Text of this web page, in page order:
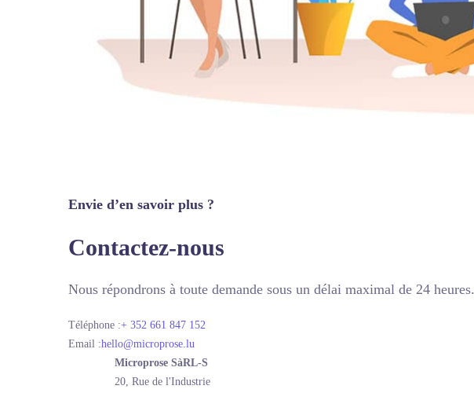
Envie d’en savoir plus ?
Contactez-nous
Nous répondrons à toute demande sous un délai maximal de 24 heures.
Téléphone :+ 352 661 847 152
Email :hello@microprose.lu
Microprose SàRL-S
20, Rue de l'Industrie